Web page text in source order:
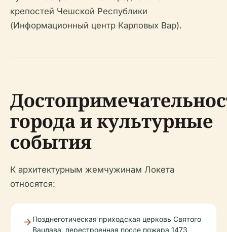
крепостей Чешской Республики
(Информационный центр Карловых Вар).
города и культурные
события
К архитектурным жемчужинам Локета
относятся:
Позднеготическая приходская церковь Святого
Вацлава, перестроенная после пожара 1473